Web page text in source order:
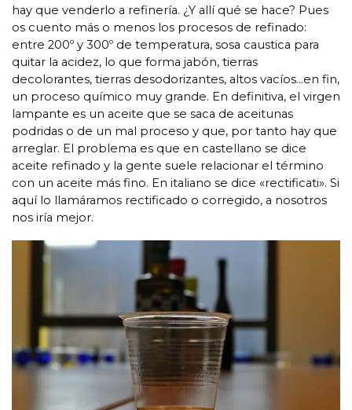
hay que venderlo a refinería. ¿Y allí qué se hace? Pues
os cuento más o menos los procesos de refinado:
entre 200º y 300º de temperatura, sosa caustica para
quitar la acidez, lo que forma jabón, tierras
decolorantes, tierras desodorizantes, altos vacíos…en fin,
un proceso químico muy grande. En definitiva, el virgen
lampante es un aceite que se saca de aceitunas
podridas o de un mal proceso y que, por tanto hay que
arreglar. El problema es que en castellano se dice
aceite refinado y la gente suele relacionar el término
con un aceite más fino. En italiano se dice «rectificati». Si
aquí lo llamáramos rectificado o corregido, a nosotros
nos iría mejor.